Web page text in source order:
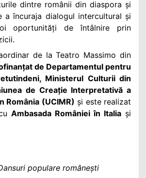
dintre românii din diaspora și
a încuraja dialogul intercultural și
oportunități de întâlnire prin
de la Teatro Massimo din
de Departamentul pentru
Ministerul Culturii din
de Creație Interpretativă a
România (UCIMR) și este realizat
Ambasada României în Italia și
populare românești